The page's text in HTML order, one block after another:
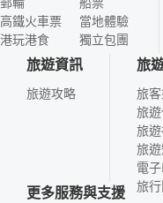
高鐵火車票
港玩港食
當地體驗
獨立包團
旅遊資訊
旅遊攻略
旅
旅
旅
旅
旅
電
旅
更多服務與支援